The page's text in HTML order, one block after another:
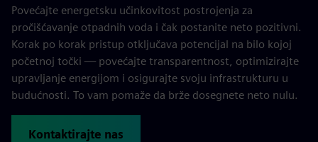
Povećajte energetsku učinkovitost postrojenja za
pročišćavanje otpadnih voda i čak postanite neto pozitivni.
Korak po korak pristup otključava potencijal na bilo kojoj
početnoj točki — povećajte transparentnost, optimizirajte
upravljanje energijom i osigurajte svoju infrastrukturu u
budućnosti. To vam pomaže da brže dosegnete neto nulu.
Kontaktirajte nas